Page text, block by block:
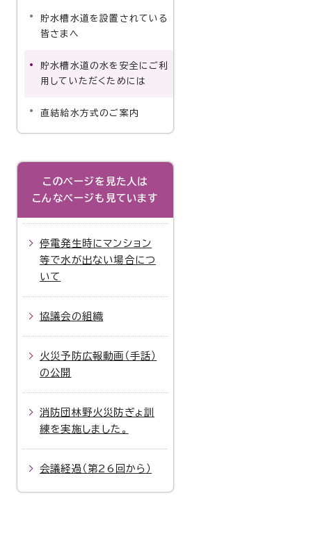
貯水槽水道を設置されている
皆さまへ
貯水槽水道の水を安全にご利
用していただくためには
直結給水方式のご案内
このページを見た人は
こんなページも見ています
停電発生時にマンション
等で水が出ない場合につ
いて
協議会の組織
火災予防広報動画（手話）
の公開
消防団林野火災防ぎょ訓
練を実施しました。
会議経過（第26回から）